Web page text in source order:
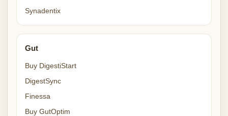
Synadentix
Gut
Buy DigestiStart
DigestSync
Finessa
Buy GutOptim